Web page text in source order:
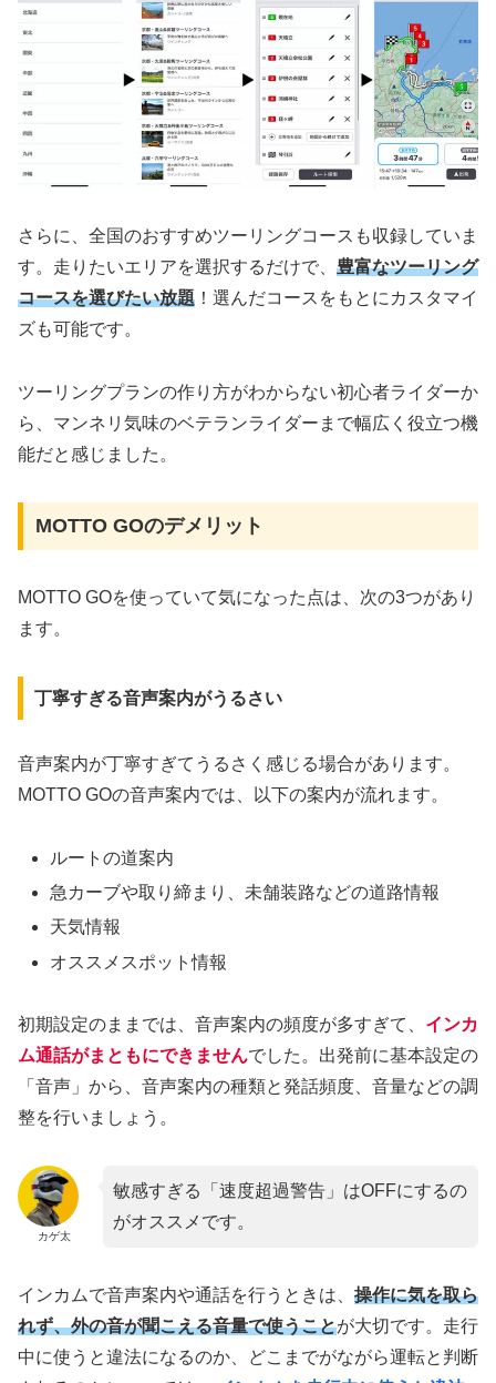
さらに、全国のおすすめツーリングコースも収録していま
す。走りたいエリアを選択するだけで、 豊富なツーリング
コースを選びたい放題 ！選んだコースをもとにカスタマイ
ズも可能です。
ツーリングプランの作り方がわからない初心者ライダーか
ら、マンネリ気味のベテランライダーまで幅広く役立つ機
能だと感じました。
MOTTO GOのデメリット
MOTTO GOを使っていて気になった点は、次の3つがあり
ます。
丁寧すぎる音声案内がうるさい
音声案内が丁寧すぎてうるさく感じる場合があります。
MOTTO GOの音声案内では、以下の案内が流れます。
ルートの道案内
急カーブや取り締まり、未舗装路などの道路情報
天気情報
オススメスポット情報
初期設定のままでは、音声案内の頻度が多すぎて、 インカ
ム通話がまともにできませんでした。出発前に基本設定の
「音声」から、音声案内の種類と発話頻度、音量などの調
整を行いましょう。
カゲ太
敏感すぎる「速度超過警告」はOFFにするの
がオススメです。
インカムで音声案内や通話を行うときは、 操作に気を取ら
れず、外の音が聞こえる音量で使うことが大切です。走行
中に使うと違法になるのか、どこまでがながら運転と判断